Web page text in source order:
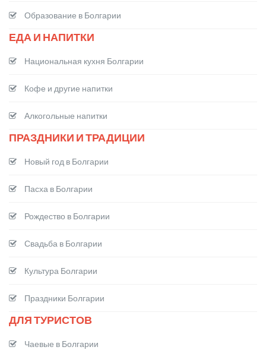
Образование в Болгарии
ЕДА И НАПИТКИ
Национальная кухня Болгарии
Кофе и другие напитки
Алкогольные напитки
ПРАЗДНИКИ И ТРАДИЦИИ
Новый год в Болгарии
Пасха в Болгарии
Рождество в Болгарии
Свадьба в Болгарии
Культура Болгарии
Праздники Болгарии
ДЛЯ ТУРИСТОВ
Чаевые в Болгарии